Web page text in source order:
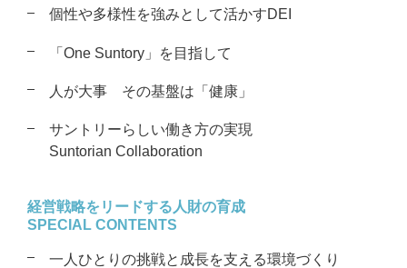
個性や多様性を強みとして活かすDEI
「One Suntory」を目指して
人が大事 その基盤は「健康」
サントリーらしい働き方の実現
Suntorian Collaboration
経営戦略をリードする 人財の育成
SPECIAL CONTENTS
一人ひとりの挑戦と成長を支える環境づくり